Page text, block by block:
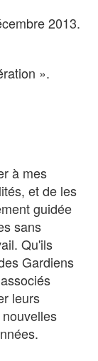
2013.
».
à mes
et de les
guidée
sans
Qu'ils
Gardiens
leurs